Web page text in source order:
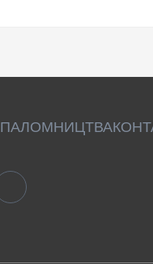
ПАЛОМНИЦТВА